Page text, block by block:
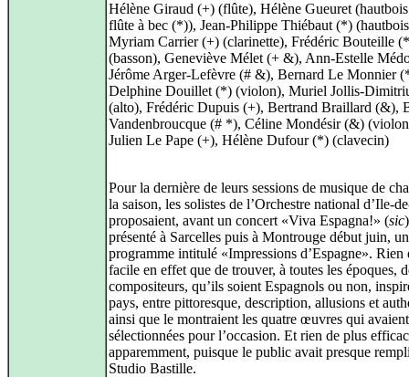
Hélène Giraud (+) (flûte), Hélène Gueuret
flûte à bec (*)), Jean-Philippe Thiébaut (*)
Myriam Carrier (+) (clarinette), Frédéric Bouteille
(basson), Geneviève Mélet (+ &), Ann-Estelle
Jérôme Arger-Lefèvre (# &), Bernard Le Monnier
Delphine Douillet (*) (violon), Muriel Jollis-
(alto), Frédéric Dupuis (+), Bertrand Braillard (&),
Vandenbroucque (# *), Céline Mondésir (&)
Julien Le Pape (+), Hélène Dufour (*) (clavecin)
Pour la dernière de leurs sessions de musique de
la saison, les solistes de l’Orchestre national d’Ile-
proposaient, avant un concert «Viva Espagna!» (sic
présenté à Sarcelles puis à Montrouge début juin, un
programme intitulé «Impressions d’Espagne». Rien
facile en effet que de trouver, à toutes les époques,
compositeurs, qu’ils soient Espagnols ou non,
pays, entre pittoresque, description, allusions et
ainsi que le montraient les quatre œuvres qui
sélectionnées pour l’occasion. Et rien de plus
apparemment, puisque le public avait presque
Studio Bastille.